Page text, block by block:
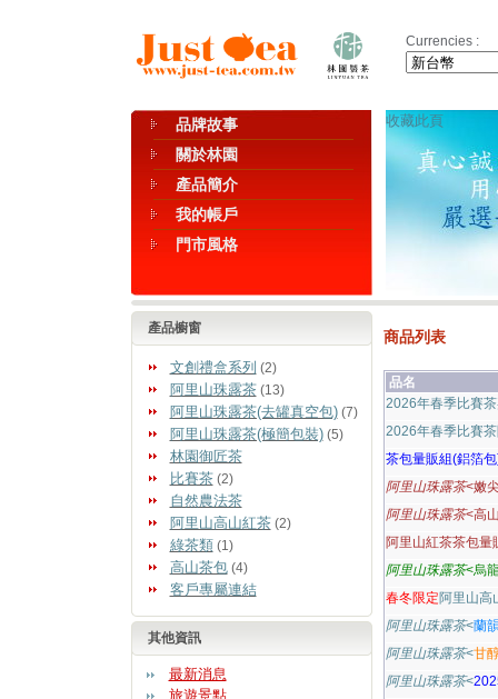
Currencies :
品牌故事
關於林園
產品簡介
我的帳戶
門市風格
收藏此頁
產品櫥窗
文創禮盒系列 (2)
阿里山珠露茶(13)
阿里山珠露茶(去罐真空包)(7)
阿里山珠露茶(極簡包裝)(5)
林園御匠茶
比賽茶(2)
自然農法茶
阿里山高山紅茶(2)
綠茶類 (1)
高山茶包(4)
客戶專屬連結
其他資訊
最新消息
旅遊景點
商品列表
品名
2026年春季比賽
2026年春季比賽
茶包量販組(鋁箔
阿里山珠露茶<嫩
阿里山珠露茶<高
阿里山紅茶茶包量
阿里山珠露茶<烏
春冬限定阿里山高
阿里山珠露茶<蘭
阿里山珠露茶<甘
阿里山珠露茶<